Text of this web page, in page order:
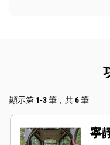
顯示第 1-3 筆，共 6 筆
寧